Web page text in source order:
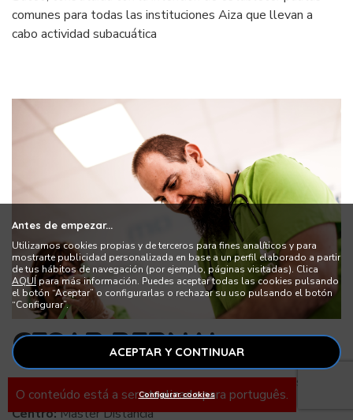
comunes para todas las instituciones Aiza que llevan a
cabo actividad subacuática
CESAR BERNAL
Cargo:Profesor de la escuela de Veterinaria de MasterD
Centro:Master Distancia
Antes de empezar...
Utilizamos cookies propias y de terceros para fines analíticos y para
mostrarte publicidad personalizada en base a un perfil elaborado a partir
de tus hábitos de navegación (por ejemplo, páginas visitadas). Clica
AQUÍpara más información. Puedes aceptar todas las cookies pulsando
el botón “Aceptar” o configurarlas o rechazar su uso pulsando el botón
“Configurar”.
ACEPTAR Y CONTINUAR
Configurar cookies
O conteúdo está a ser atualizado para português.